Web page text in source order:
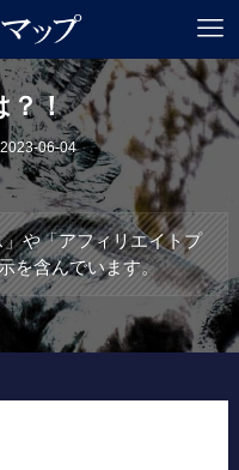
？！
2023-06-04
や「アフィリエイトプ
を含んでいます。